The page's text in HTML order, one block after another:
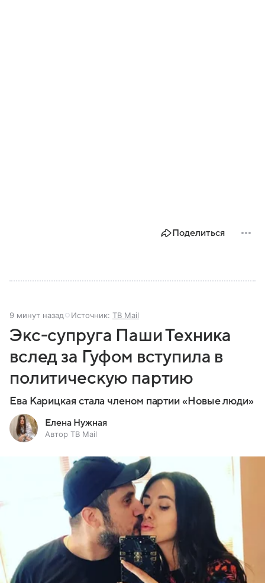
Поделиться
9 минут назад Источник: ТВ Mail
Экс-супруга Паши Техника
вслед за Гуфом вступила в
политическую партию
Ева Карицкая стала членом партии «Новые люди»
Елена Нужная
Автор ТВ Mail